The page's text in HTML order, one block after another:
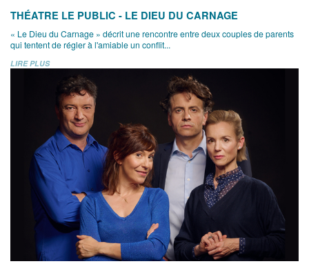
THÉATRE LE PUBLIC - LE DIEU DU CARNAGE
« Le Dieu du Carnage » décrit une rencontre entre deux couples de parents
qui tentent de régler à l'amiable un conflit...
LIRE PLUS